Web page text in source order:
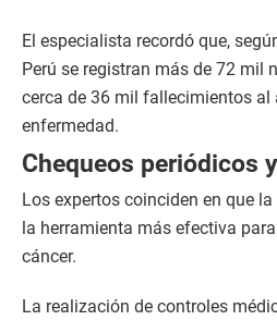
El especialista recordó que,
Perú se registran más de 72 mil
cerca de 36 mil fallecimientos al
enfermedad.
Chequeos periódicos
Los expertos coinciden en que
la herramienta más efectiva
cáncer.
La realización de controles